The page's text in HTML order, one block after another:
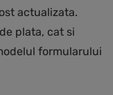
actualizata.
plata, cat si
formularului